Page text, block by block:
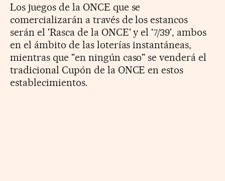
Los juegos de la ONCE que se
comercializarán a través de los estancos
serán el 'Rasca de la ONCE' y el '7/39', ambos
en el ámbito de las loterías instantáneas,
mientras que "en ningún caso" se venderá el
tradicional Cupón de la ONCE en estos
establecimientos.